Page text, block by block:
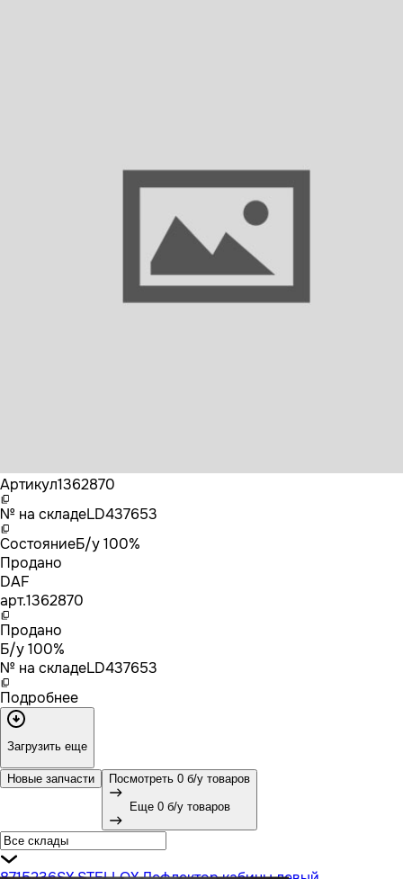
Артикул1362870
№ на складеLD437653
СостояниеБ/у 100%
Продано
DAF
арт.1362870
Продано
Б/у 100%
№ на складеLD437653
Подробнее
Загрузить еще
Новые запчасти Посмотреть 0 б/у товаров
Еще 0 б/у товаров